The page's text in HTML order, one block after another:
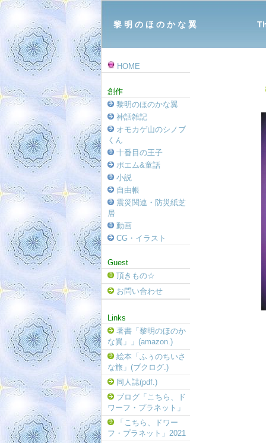
黎 明 の ほ の か な 翼
HOME
創作
黎明のほのかな翼
神話雑記
オモカゲ山のシノブ
くん
十番目の王子
ポエム&童話
小説
自由帳
震災関連・防災紙芝
居
動画
CG・イラスト
Guest
頂きもの☆
お問い合わせ
Links
著書「黎明のほのか
な翼」」(amazon.)
絵本「ふぅのちいさ
な旅」(ブクログ.)
同人誌(pdf.)
ブログ「こちら、ド
ワーフ・プラネット」
「こちら、ドワー
フ・プラネット」2021